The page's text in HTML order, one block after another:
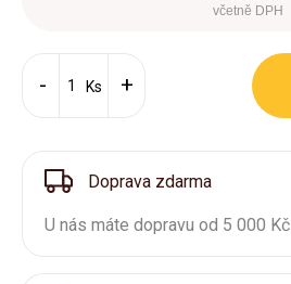
včetně DPH
Ks
Doprava zdarma
U nás máte dopravu od 5 000 Kč